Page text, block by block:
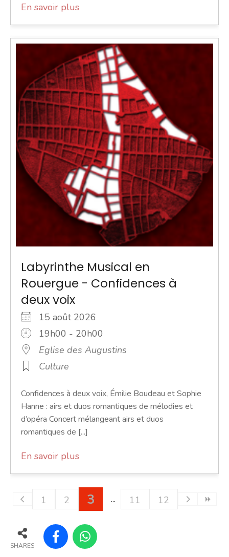
En savoir plus
Labyrinthe Musical en
Rouergue - Confidences à
deux voix
15 août 2026
19h00 - 20h00
Eglise des Augustins
Culture
Confidences à deux voix, Émilie Boudeau et Sophie
Hanne : airs et duos romantiques de mélodies et
d’opéra Concert mélangeant airs et duos
romantiques de [...]
En savoir plus
1 2 3 11 12
SHARES